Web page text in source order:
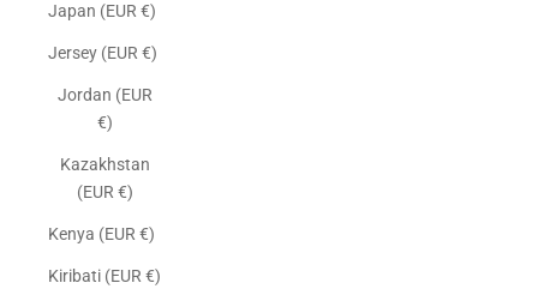
Japan (EUR €)
Jersey (EUR €)
Jordan (EUR
€)
Kazakhstan
(EUR €)
Kenya (EUR €)
Kiribati (EUR €)